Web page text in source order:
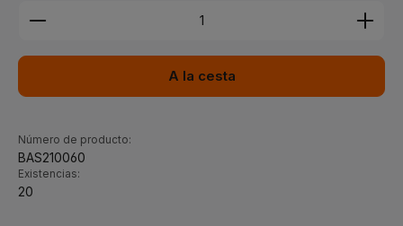
Cantidad del producto: introduce la cantidad
A la cesta
Número de producto:
BAS210060
Existencias:
20